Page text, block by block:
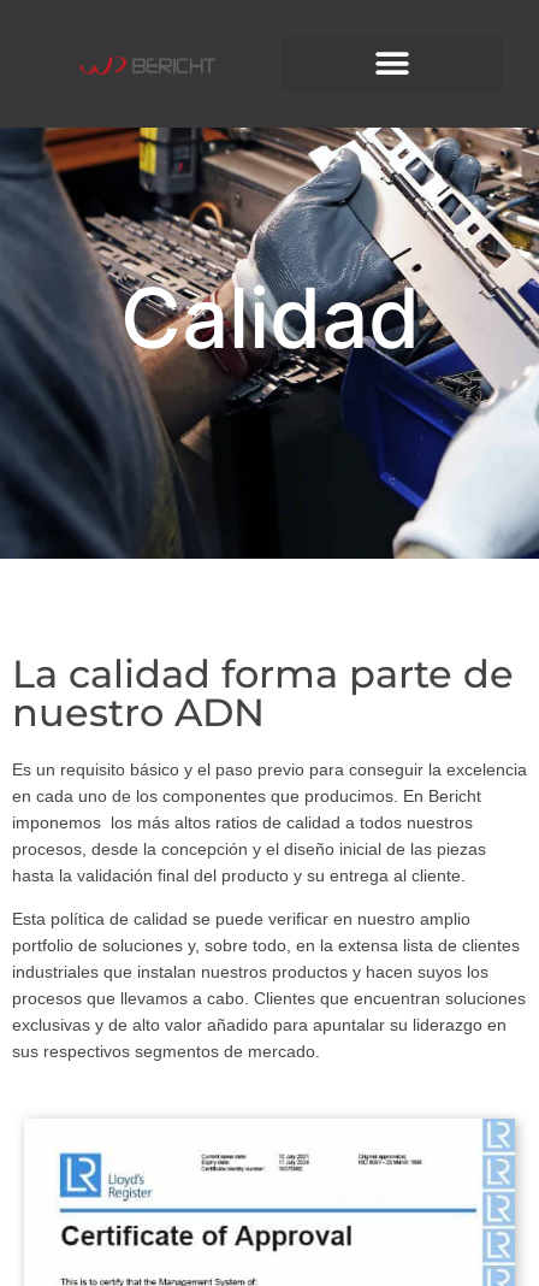
Calidad
La calidad forma parte de
nuestro ADN
Es un requisito básico y el paso previo para conseguir la excelencia
en cada uno de los componentes que producimos. En Bericht
imponemos los más altos ratios de calidad a todos nuestros
procesos, desde la concepción y el diseño inicial de las piezas
hasta la validación final del producto y su entrega al cliente.
Esta política de calidad se puede verificar en nuestro amplio
portfolio de soluciones y, sobre todo, en la extensa lista de clientes
industriales que instalan nuestros productos y hacen suyos los
procesos que llevamos a cabo. Clientes que encuentran soluciones
exclusivas y de alto valor añadido para apuntalar su liderazgo en
sus respectivos segmentos de mercado.